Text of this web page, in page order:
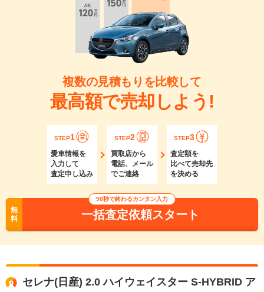
複数の見積もりを比較して
最高額で売却しよう!
STEP1
愛車情報を
入力して
査定申し込み
STEP2
買取店から
電話、メール
でご連絡
STEP3
査定額を
比べて売却先
を決める
無
料
90秒で終わるカンタン入力
一括査定依頼スタート
セレナ(日産) 2.0 ハイウェイスター S-HYBRID ア